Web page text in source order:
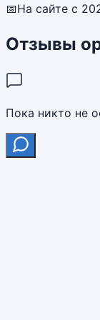
📅На сайте с
Отзывы
Пока никто не